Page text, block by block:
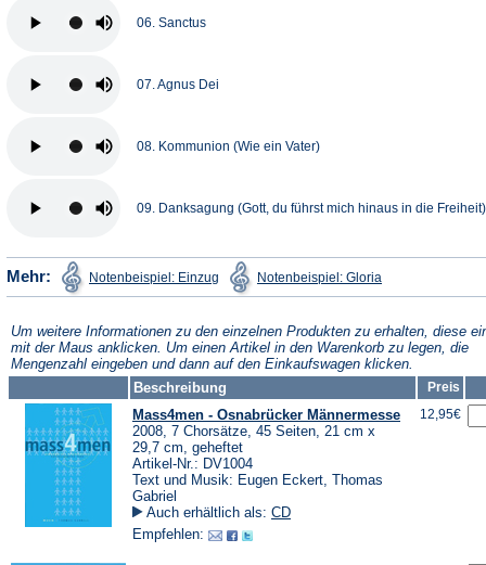
06. Sanctus
07. Agnus Dei
08. Kommunion (Wie ein Vater)
09. Danksagung (Gott, du führst mich hinaus in die Freiheit)
Mehr: Notenbeispiel: Einzug
(Öffnet
einem
Tab)
Notenbeispiel: Gloriain
einem
Tab)
Um weitere Informationen zu den einzelnen Produkten zu erhalten, diese
mit der Maus anklicken. Um einen Artikel in den Warenkorb zu legen, die
Mengenzahl eingeben und dann auf den Einkaufswagen klicken.
Beschreibung
Preis
Mass4men - Osnabrücker Männermesse
2008, 7 Chorsätze, 45 Seiten, 21 cm x
29,7 cm, geheftet
Artikel-Nr.: DV1004
Text und Musik: Eugen Eckert, Thomas
Gabriel
Auch erhältlich als: CD
Empfehlen:
12,95€